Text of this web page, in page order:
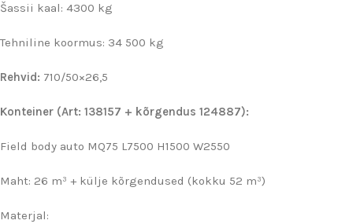
Šassii kaal: 4300 kg
Tehniline koormus: 34 500 kg
Rehvid: 710/50×26,5
Konteiner (Art: 138157 + kõrgendus 124887):
Field body auto MQ75 L7500 H1500 W2550
Maht: 26 m³ + külje kõrgendused (kokku 52 m³)
Materjal: